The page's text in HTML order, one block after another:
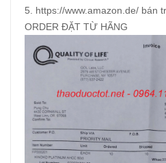
5. https://www.amazon.de/ bán
ORDER ĐẶT TỪ HÃNG